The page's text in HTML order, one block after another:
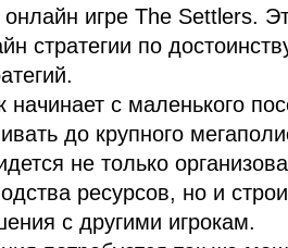
онлайн игре The Settlers.
стратегии по
начинает с маленького
до крупного
не только
ресурсов, но и
с другими игрокам.